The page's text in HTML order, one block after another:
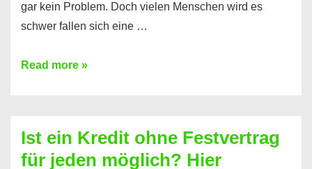
gar kein Problem. Doch vielen Menschen wird es
schwer fallen sich eine …
Kreditkarte
Prepaid
ist
Read more »
Ist ein Kredit ohne Festvertrag
für jeden möglich? Hier